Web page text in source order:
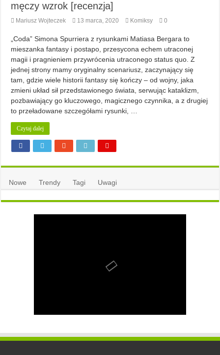
męczy wzrok [recenzja]
Mariusz Wojteczek 13 marca, 2020 Komiksy 0
„Coda” Simona Spurriera z rysunkami Matiasa Bergara to
mieszanka fantasy i postapo, przesycona echem utraconej
magii i pragnieniem przywrócenia utraconego status quo. Z
jednej strony mamy oryginalny scenariusz, zaczynający się
tam, gdzie wiele historii fantasy się kończy – od wojny, jaka
zmieni układ sił przedstawionego świata, serwując kataklizm,
pozbawiający go kluczowego, magicznego czynnika, a z drugiej
to przeładowane szczegółami rysunki, …
Czytaj dalej
Nowe Trendy Tagi Uwagi